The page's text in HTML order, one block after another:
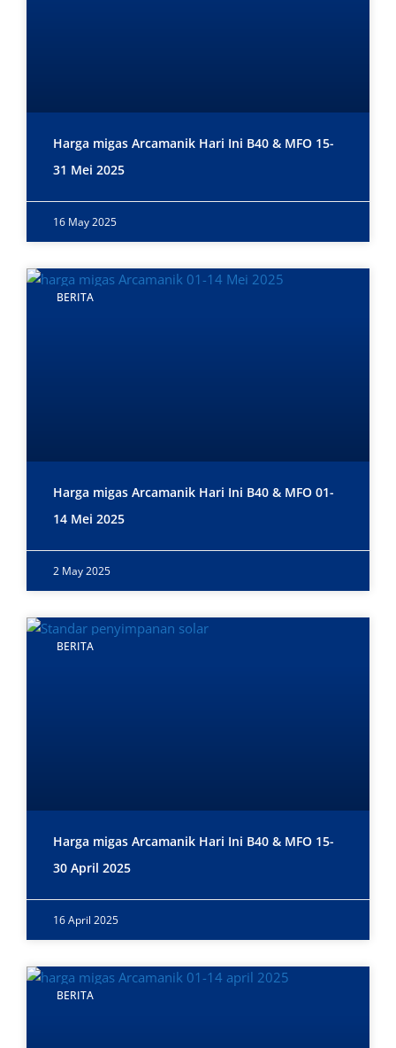
Harga migas Arcamanik Hari Ini B40 & MFO 15-
31 Mei 2025
16 May 2025
BERITA
Harga migas Arcamanik Hari Ini B40 & MFO 01-
14 Mei 2025
2 May 2025
BERITA
Harga migas Arcamanik Hari Ini B40 & MFO 15-
30 April 2025
16 April 2025
BERITA